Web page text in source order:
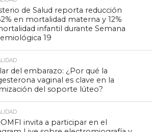
de Salud reporta reducción
en mortalidad materna y 12%
infantil durante Semana
19
del embarazo: ¿Por qué la
vaginal es clave en la
del soporte lúteo?
invita a participar en el